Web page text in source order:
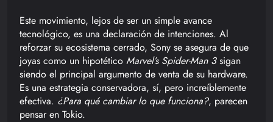
Este movimiento, lejos de ser un simple avance
tecnológico, es una declaración de intenciones. Al
reforzar su ecosistema cerrado, Sony se asegura de que
joyas como un hipotético Marvel’s Spider-Man 3sigan
siendo el principal argumento de venta de su hardware.
Es una estrategia conservadora, sí, pero increíblemente
efectiva. ¿Para qué cambiar lo que funciona?, parecen
pensar en Tokio.